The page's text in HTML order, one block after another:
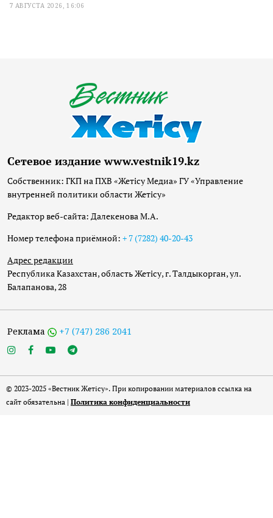
7 АВГУСТА 2026, 16:06
Сетевое издание www.vestnik19.kz
Собственник: ГКП на ПХВ «Жетісу Медиа» ГУ «Управление
внутренней политики области Жетісу»
Редактор веб-сайта: Далекенова М.А.
Номер телефона приёмной: + 7 (7282) 40-20-43
Адрес редакции
Республика Казахстан, область Жетісу, г. Талдыкорган, ул.
Балапанова, 28
Реклама +7 (747) 286 2041
© 2023-2025 «Вестник Жетісу». При копировании материалов ссылка на
сайт обязательна | Политика конфиденциальности